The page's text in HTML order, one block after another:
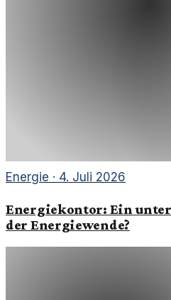
Energie · 4. Juli 2026
Energiekontor: Ein
der Energiewende?